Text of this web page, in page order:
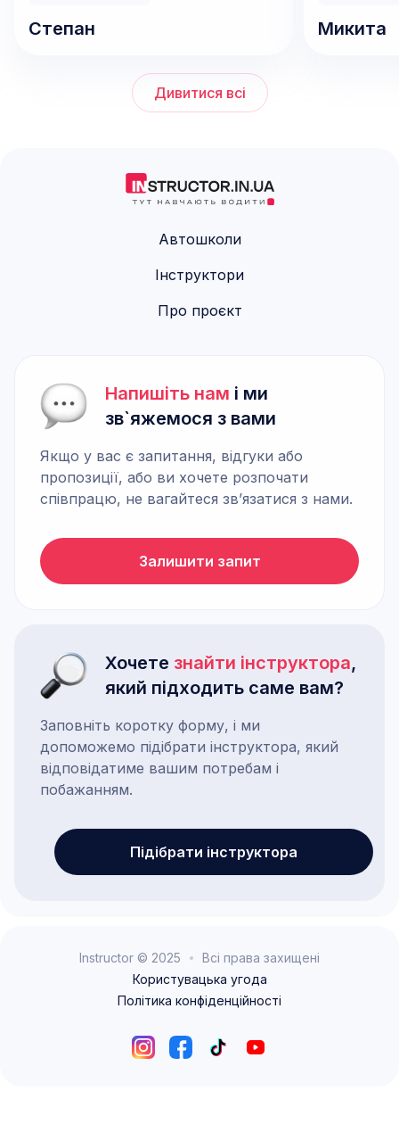
Степан Микита
Дивитися всі
Автошколи
Інструктори
Про проєкт
Напишіть нам і ми
зв`яжемося з вами
Якщо у вас є запитання, відгуки або
пропозиції, або ви хочете розпочати
співпрацю, не вагайтеся зв’язатися з нами.
Залишити запит
Хочете знайти інструктора,
який підходить саме вам?
Заповніть коротку форму, і ми
допоможемо підібрати інструктора, який
відповідатиме вашим потребам і
побажанням.
Підібрати інструктора
Instructor © 2025
Всі права захищені
Користувацька угода
Політика конфіденційності